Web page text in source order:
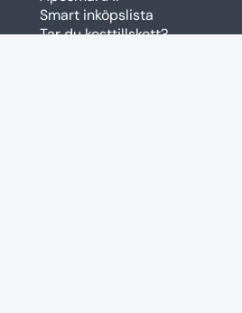
Smart inköpslista
Tar du kosttillskott?